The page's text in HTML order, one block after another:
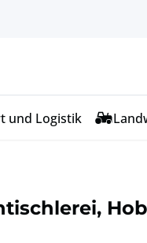
und Logistik